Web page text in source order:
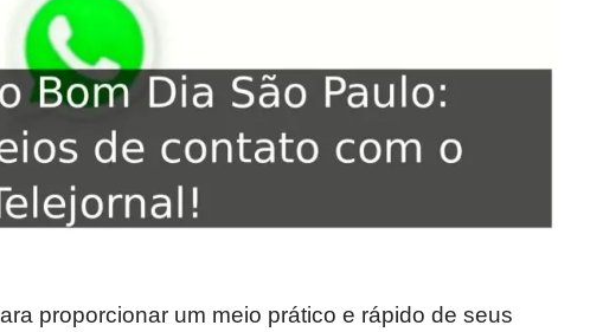
proporcionar um meio prático e rápido de seus